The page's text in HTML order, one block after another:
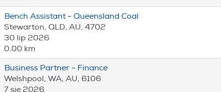
Bench Assistant - Queensland Coal
Stewarton, QLD, AU, 4702
30 lip 2026
0.00 km
Business Partner - Finance
Welshpool, WA, AU, 6106
7 sie 2026